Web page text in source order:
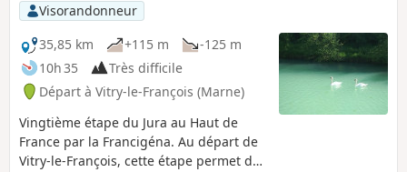
Visorandonneur
35,85 km
+115 m
-125 m
10h 35
Très difficile
Départ à Vitry-le-François (Marne)
Vingtième étape du Jura au Haut de
France par la Francigéna. Au départ de
Vitry-le-François, cette étape permet de